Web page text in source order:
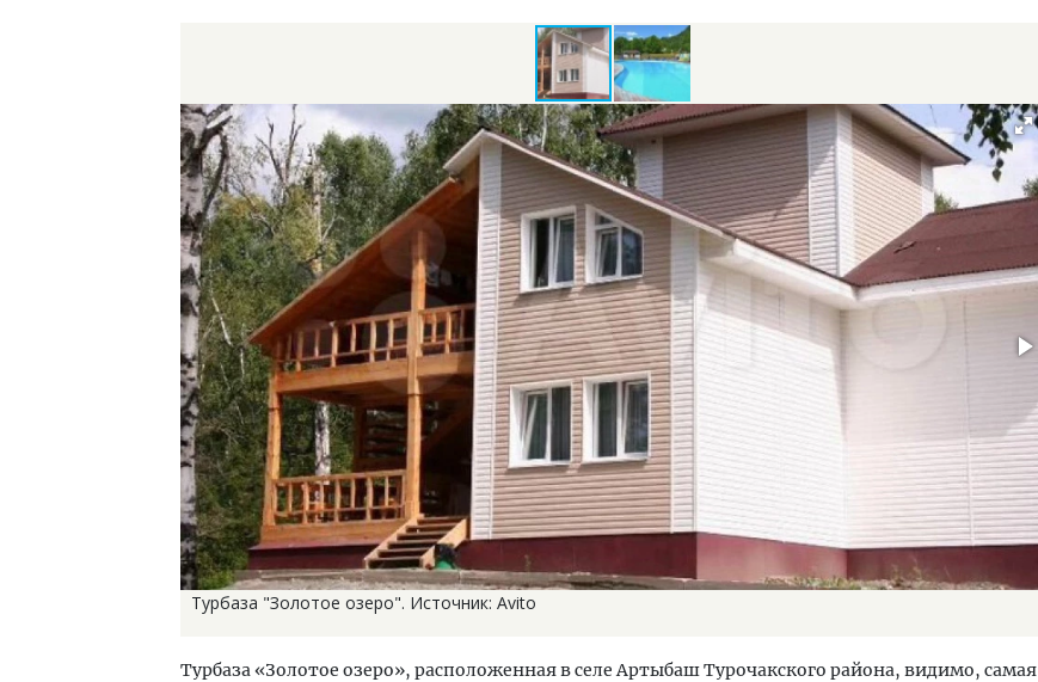
Турбаза "Золотое озеро". Источник: Avito
Турбаза «Золотое озеро», расположенная в селе Артыбаш Турочакского района, видимо, самая